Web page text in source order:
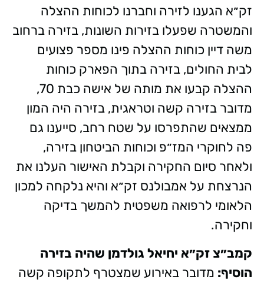
זק״א הגענו לזירה וחברנו לכוחות ההצלה
והמשטרה שפעלו בזירות השונות, בזירה ברחוב
משה דיין כוחות ההצלה פינו מספר פצועים
לבית החולים, בזירה בתוך הפארק כוחות
ההצלה קבעו את מותה של אישה כבת 70,
מדובר בזירה קשה וטראגית, בזירה היה המון
ממצאים שהתפרסו על שטח רחב, סייענו גם
פה לחוקרי המז״פ וכוחות הביטחון בזירה,
ולאחר סיום החקירה וקבלת האישור העלנו את
הנרצחת על אמבולנס זק״א והיא נלקחה למכון
הלאומי לרפואה משפטית להמשך בדיקה
וחקירה.
קמב״צ זק״א יחיאל גולדמן שהיה בזירה
הוסיף: מדובר באירוע שמצטרף לתקופה קשה